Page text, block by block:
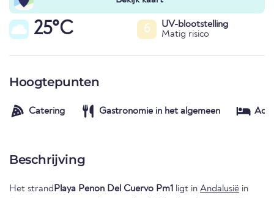
25°C 6
UV-blootstelling
Matig risico
Hoogtepunten
Catering Gastronomie in het algemeen
Beschrijving
Het strand Playa Penon Del Cuervo Pm1 ligt in Andalusië in